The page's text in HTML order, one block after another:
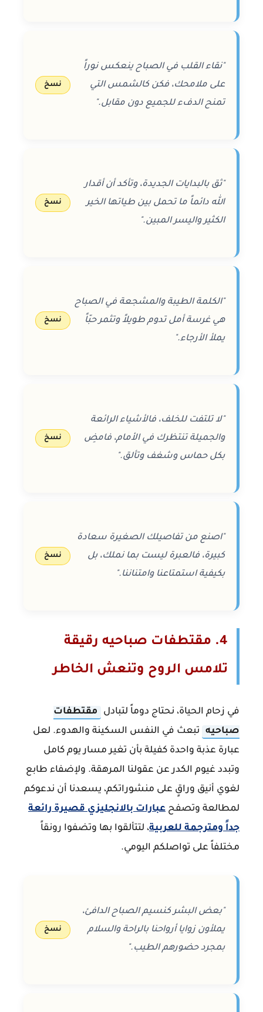
"نقاء القلب في الصباح ينعكس نوراً
على ملامحك، فكن كالشمس التي
تمنح الدفء للجميع دون مقابل."
نسخ
"ثق بالبدايات الجديدة، وتأكد أن أقدار
الله دائماً ما تحمل بين طياتها الخير
الكثير واليسر المبين."
نسخ
"الكلمة الطيبة والمشجعة في الصباح
هي غرسة أمل تدوم طويلاً وتثمر حبّاً
يملأ الأرجاء."
نسخ
"لا تلتفت للخلف، فالأشياء الرائعة
والجميلة تنتظرك في الأمام، فامضِ
بكل حماس وشغف وتألق."
نسخ
"اصنع من تفاصيلك الصغيرة سعادة
كبيرة، فالعبرة ليست بما نملك، بل
بكيفية استمتاعنا وامتناننا."
نسخ
4. مقتطفات صباحيه رقيقة
تلامس الروح وتنعش الخاطر
في زحام الحياة، نحتاج دوماً لتبادل
مقتطفات
صباحيه
تبعث في النفس السكينة والهدوء. لعل
عبارة عذبة واحدة كفيلة بأن تغير مسار يوم كامل
وتبدد غيوم الكدر عن عقولنا المرهقة. ولإضفاء طابع
لغوي أنيق وراقٍ على منشوراتكم، يسعدنا أن ندعوكم
لمطالعة وتصفح عبارات بالانجليزي قصيرة رائعة
جداً ومترجمة للعربية، لتتألقوا بها وتضفوا رونقاً
مختلفاً على تواصلكم اليومي.
"بعض البشر كنسيم الصباح الدافئ،
يملأون زوايا أرواحنا بالراحة والسلام
بمجرد حضورهم الطيب."
نسخ